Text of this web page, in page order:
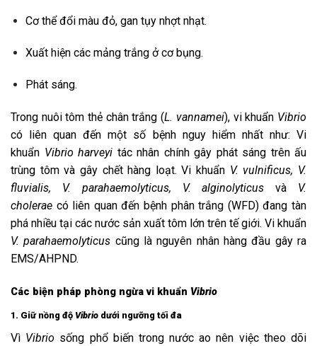
Cơ thể đổi màu đỏ, gan tụy nhợt nhạt.
Xuất hiện các mảng trắng ở cơ bụng.
Phát sáng.
Trong nuôi tôm thẻ chân trắng (L. vannamei), vi khuẩn Vibrio
có liên quan đến một số bệnh nguy hiểm nhất như: Vi
khuẩn Vibrio harveyi tác nhân chính gây phát sáng trên ấu
trùng tôm và gây chết hàng loạt. Vi khuẩn V. vulnificus, V.
fluvialis, V. parahaemolyticus, V. alginolyticus và V.
cholerae có liên quan đến bệnh phân trắng (WFD) đang tàn
phá nhiều tại các nước sản xuất tôm lớn trên tế giới. Vi khuẩn
V. parahaemolyticus cũng là nguyên nhân hàng đầu gây ra
EMS/AHPND.
Các biện pháp phòng ngừa vi khuẩn Vibrio
1. Giữ nồng độ Vibrio dưới ngưỡng tối đa
Vì Vibrio sống phổ biến trong nước ao nên việc theo dõi